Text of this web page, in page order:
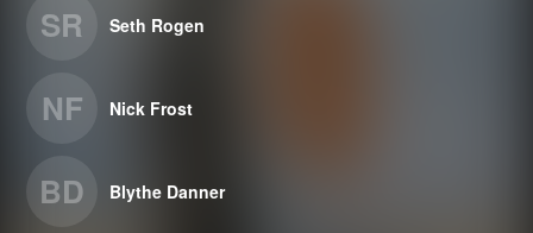
SR Seth Rogen
NF Nick Frost
BD Blythe Danner